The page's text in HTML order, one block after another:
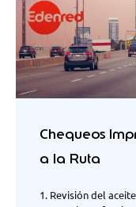
Chequeos
a la Ruta
1. Revisión del